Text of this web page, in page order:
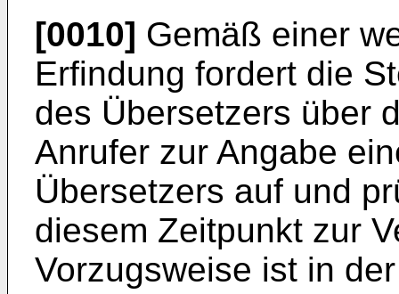
[0010] Gemäß einer
Erfindung fordert die
des Übersetzers über
Anrufer zur Angabe
Übersetzers auf und
diesem Zeitpunkt zur
Vorzugsweise ist in